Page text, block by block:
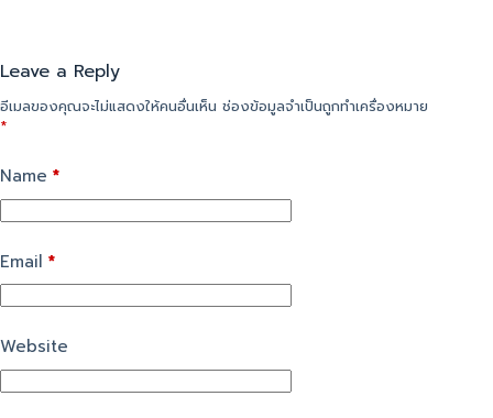
Leave a Reply
อีเมลของคุณจะไม่แสดงให้คนอื่นเห็น ช่องข้อมูลจำเป็นถูกทำเครื่องหมาย
*
Name *
Email *
Website